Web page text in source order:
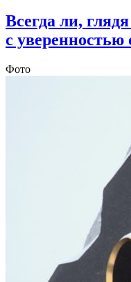
Всегда ли,
с уверенностью
Фото